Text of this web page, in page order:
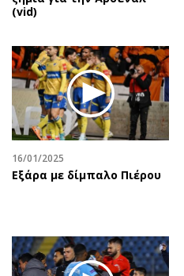
(vid)
16/01/2025
Εξάρα με δίμπαλο Πιέρου